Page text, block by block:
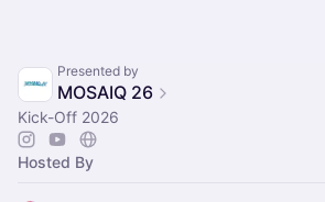
Presented by
MOSAIQ 26
Kick-Off 2026
Hosted By